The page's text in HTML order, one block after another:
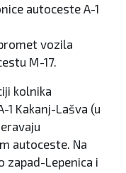
autoceste A-1
vozila
M-17.
kolnika
Kakanj-Lašva (u
autoceste. Na
zapad-Lepenica i